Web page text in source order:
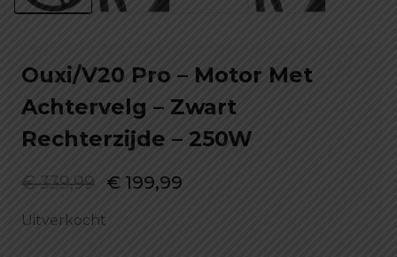
Ouxi/V20 Pro – Motor Met
Achtervelg – Zwart
Rechterzijde – 250W
€339,99
Oorspronkelijke
€ 199,99
Uitverkocht